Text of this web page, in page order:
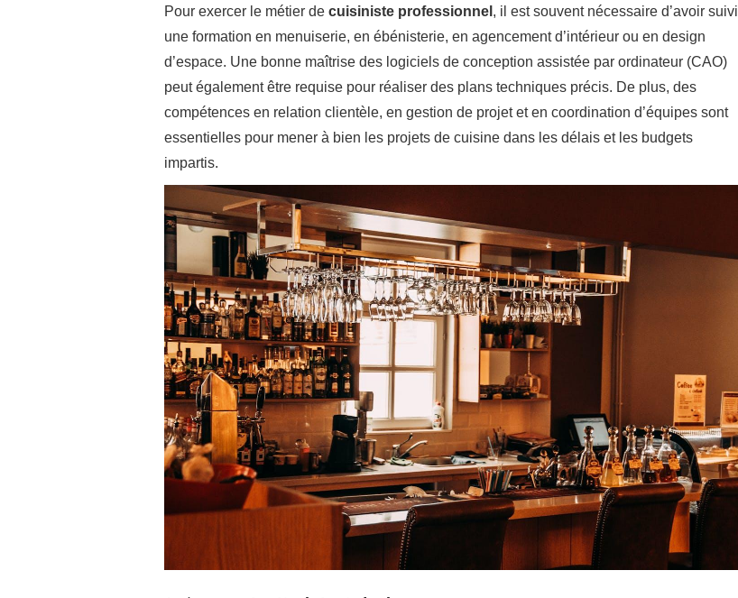
Pour exercer le métier de cuisiniste professionnel , il est souvent nécessaire d’avoir suivi
une formation en menuiserie, en ébénisterie, en agencement d’intérieur ou en design
d’espace. Une bonne maîtrise des logiciels de conception assistée par ordinateur (CAO)
peut également être requise pour réaliser des plans techniques précis. De plus, des
compétences en relation clientèle, en gestion de projet et en coordination d’équipes sont
essentielles pour mener à bien les projets de cuisine dans les délais et les budgets
impartis.